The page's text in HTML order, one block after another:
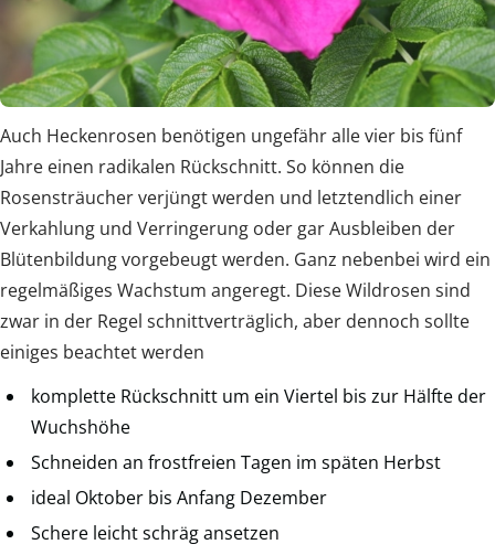
Auch Heckenrosen benötigen ungefähr alle vier bis fünf
Jahre einen radikalen Rückschnitt. So können die
Rosensträucher verjüngt werden und letztendlich einer
Verkahlung und Verringerung oder gar Ausbleiben der
Blütenbildung vorgebeugt werden. Ganz nebenbei wird ein
regelmäßiges Wachstum angeregt. Diese Wildrosen sind
zwar in der Regel schnittverträglich, aber dennoch sollte
einiges beachtet werden
komplette Rückschnitt um ein Viertel bis zur Hälfte der
Wuchshöhe
Schneiden an frostfreien Tagen im späten Herbst
ideal Oktober bis Anfang Dezember
Schere leicht schräg ansetzen